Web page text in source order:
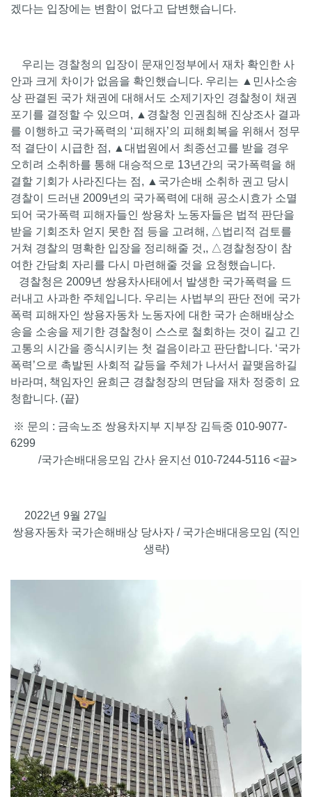
겠다는 입장에는 변함이 없다고 답변했습니다.
우리는 경찰청의 입장이 문재인정부에서 재차 확인한 사
안과 크게 차이가 없음을 확인했습니다. 우리는 ▲민사소송
상 판결된 국가 채권에 대해서도 소제기자인 경찰청이 채권
포기를 결정할 수 있으며, ▲경찰청 인권침해 진상조사 결과
를 이행하고 국가폭력의 ‘피해자’의 피해회복을 위해서 정무
적 결단이 시급한 점, ▲대법원에서 최종선고를 받을 경우
오히려 소취하를 통해 대승적으로 13년간의 국가폭력을 해
결할 기회가 사라진다는 점, ▲국가손배 소취하 권고 당시
경찰이 드러낸 2009년의 국가폭력에 대해 공소시효가 소멸
되어 국가폭력 피해자들인 쌍용차 노동자들은 법적 판단을
받을 기회조차 얻지 못한 점 등을 고려해, △법리적 검토를
거쳐 경찰의 명확한 입장을 정리해줄 것,, △경찰청장이 참
여한 간담회 자리를 다시 마련해줄 것을 요청했습니다.
경찰청은 2009년 쌍용차사태에서 발생한 국가폭력을 드
러내고 사과한 주체입니다. 우리는 사법부의 판단 전에 국가
폭력 피해자인 쌍용자동차 노동자에 대한 국가 손해배상소
송을 소송을 제기한 경찰청이 스스로 철회하는 것이 길고 긴
고통의 시간을 종식시키는 첫 걸음이라고 판단합니다. ‘국가
폭력’으로 촉발된 사회적 갈등을 주체가 나서서 끝맺음하길
바라며, 책임자인 윤희근 경찰청장의 면담을 재차 정중히 요
청합니다. (끝)
※ 문의 : 금속노조 쌍용차지부 지부장 김득중 010-9077-
6299
/국가손배대응모임 간사 윤지선 010-7244-5116 <끝>
2022년 9월 27일
쌍용자동차 국가손해배상 당사자 / 국가손배대응모임 (직인
생략)